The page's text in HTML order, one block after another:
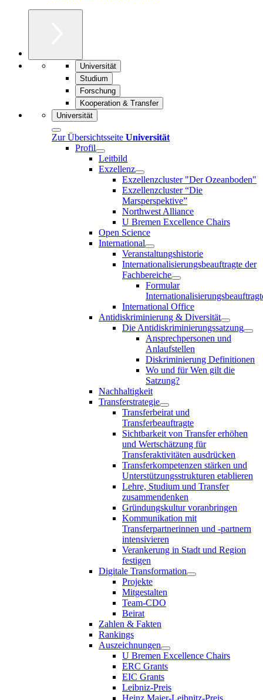
Universität
Studium
Forschung
Kooperation & Transfer
Universität
Zur Übersichtsseite Universität
Profil
Leitbild
Exzellenz
Exzellenzcluster "Der Ozeanboden"
Exzellenzcluster “Die
Marsperspektive”
Northwest Alliance
U Bremen Excellence Chairs
Open Science
International
Veranstaltungshistorie
Internationalisierungsbeauftragte der
Fachbereiche
Formular
International Office
Antidiskriminierung & Diversität
Die Antidiskriminierungssatzung
Ansprechpersonen und
Anlaufstellen
Diskriminierung Definitionen
Wo und für Wen gilt die
Satzung?
Nachhaltigkeit
Transferstrategie
Transferbeirat und
Transferbeauftragte
Sichtbarkeit von Transfer erhöhen
und Wertschätzung für
Transferaktivitäten ausdrücken
Transferkompetenzen stärken und
Unterstützungsstrukturen etablieren
Lehre, Studium und Transfer
zusammendenken
Gründungskultur voranbringen
Kommunikation mit
Transferpartnerinnen und -partnern
intensivieren
Verankerung in Stadt und Region
festigen
Digitale Transformation
Projekte
Mitgestalten
Team-CDO
Beirat
Zahlen & Fakten
Rankings
Auszeichnungen
U Bremen Excellence Chairs
ERC Grants
EIC Grants
Leibniz-Preis
Heinz Maier-Leibnitz-Preis